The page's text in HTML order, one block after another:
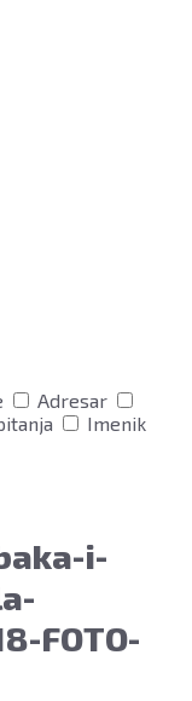
Adresar
Imenik
i-
FOTO-